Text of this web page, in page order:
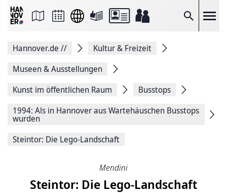
Suche
Seite
Facebook
teilen
Seitenlink
Seite
Drucken
Hannover.de //
Kultur & Freizeit
Museen & Ausstellungen
Kunst im öffentlichen Raum
Busstops
1994: Als in Hannover aus Wartehäuschen Busstops
wurden
Steintor: Die Lego-Landschaft
Mendini
Steintor: Die Lego-Landschaft